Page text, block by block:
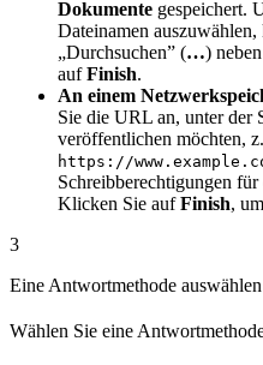
Dokumente gespeichert.
Dateinamen
„Durchsuchen” (…)
aufFinish.
An einem
Sie die URL an, unter der
veröffentlichen möchten,
https://
Schreibberechtigungen
Klicken Sie aufFinish,
3
Eine Antwortmethode auswählen
Wählen Sie eine